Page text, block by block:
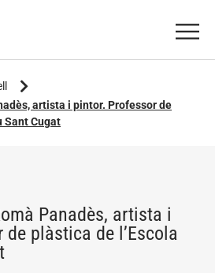
artista i pintor. Professor de
Sant Cugat
Panadès, artista i
plàstica de l’Escola